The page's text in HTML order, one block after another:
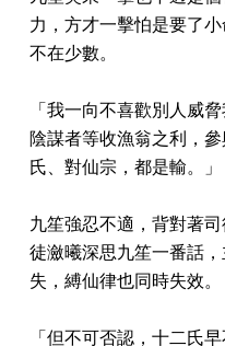
力，方才一擊怕是要了
不在少數。
「我一向不喜歡別人威
陰謀者等收漁翁之利，
氏、對仙宗，都是輸。」
九笙強忍不適，背對著
徒瀲曦深思九笙一番話
失，縛仙律也同時失效。
「但不可否認，十二氏